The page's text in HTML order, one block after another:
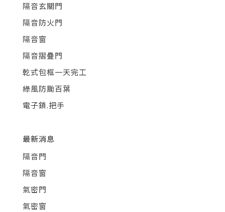
隔音玄關門
隔音防火門
隔音窗
隔音摺疊門
乾式包框一天完工
綠風防颱百葉
電子鎖.把手
最新消息
隔音門
隔音窗
氣密門
氣密窗